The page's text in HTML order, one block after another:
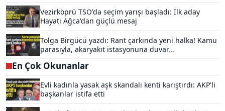
Vezirköprü TSO'da seçim yarışı başladı: İlk aday
Hayati Ağca'dan güçlü mesaj
Tolga Birgücü yazdı: Rant çarkında yeni halka! Kamu
parasıyla, akaryakıt istasyonuna duvar...
En Çok Okunanlar
Evli kadınla yasak aşk skandalı kenti karıştırdı: AKP'li
başkanlar istifa etti